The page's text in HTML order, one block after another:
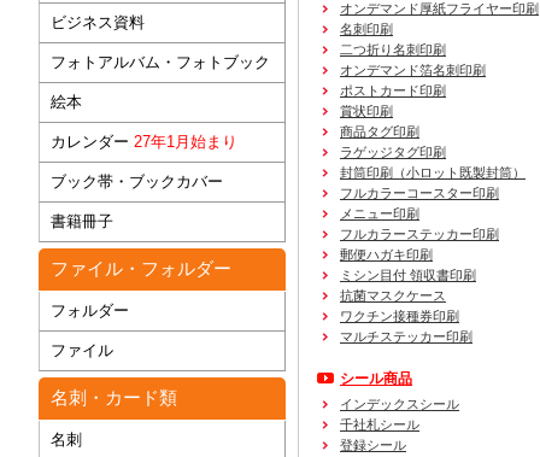
ビジネス資料
フォトアルバム・フォトブック
絵本
カレンダー 27年1月始まり
ブック帯・ブックカバー
書籍冊子
ファイル・フォルダー
フォルダー
ファイル
名刺・カード類
名刺
オンデマンド厚紙フライヤー印刷
名刺印刷
二つ折り名刺印刷
オンデマンド箔名刺印刷
ポストカード印刷
賞状印刷
商品タグ印刷
ラゲッジタグ印刷
封筒印刷
（小ロット既製封筒）
フルカラーコースター印刷
メニュー印刷
フルカラーステッカー印刷
郵便ハガキ印刷
ミシン目付 領収書印刷
抗菌マスクケース
ワクチン接種券印刷
マルチステッカー印刷
シール商品
インデックスシール
千社札シール
登録シール